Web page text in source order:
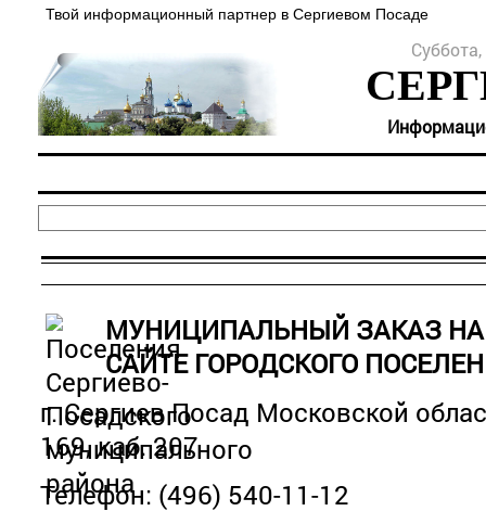
Твой информационный партнер в Сергиевом Посаде
МУНИЦИПАЛЬНЫЙ ЗАКАЗ
САЙТЕ ГОРОДСКОГО
г. Сергиев Посад Московской
169, каб. 207
Телефон: (496) 540-11-12